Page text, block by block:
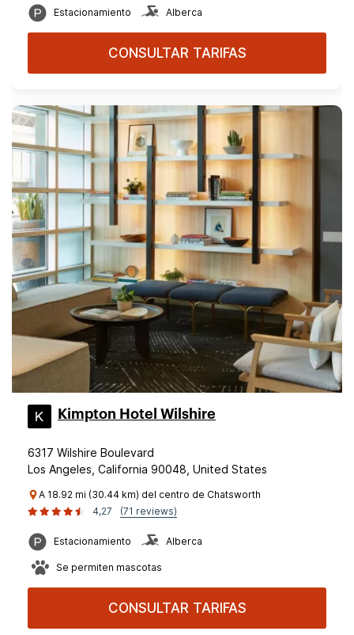
Estacionamiento Alberca
CONSULTAR TARIFAS
Kimpton Hotel Wilshire
6317 Wilshire Boulevard
Los Angeles, California 90048, United States
A 18.92 mi (30.44 km) del centro de Chatsworth
4,27
(71 reviews)
Estacionamiento Alberca
Se permiten mascotas
CONSULTAR TARIFAS